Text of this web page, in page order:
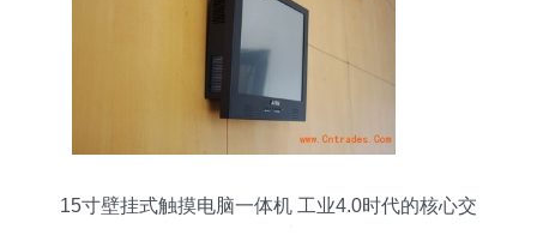
15寸壁挂式触摸电脑一体机 工业4.0时代的核心交